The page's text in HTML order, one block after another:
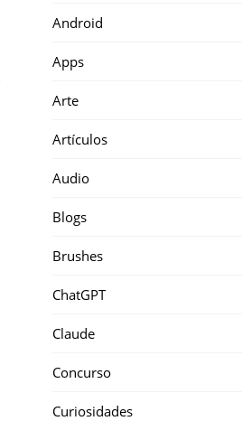
Android
Apps
Arte
Artículos
Audio
Blogs
Brushes
ChatGPT
Claude
Concurso
Curiosidades